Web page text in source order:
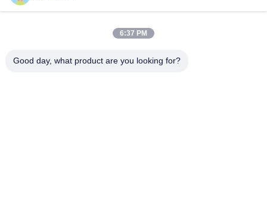
Les étiquettes: Vanne à vanne de cuve
6:37 PM
Good day, what product are you looking for?